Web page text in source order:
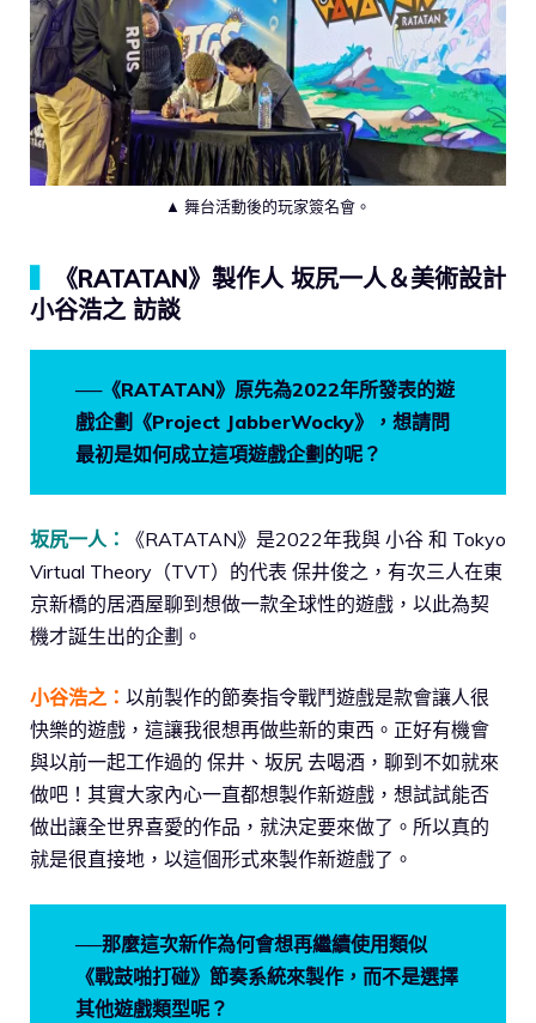
▲ 舞台活動後的玩家簽名會。
《RATATAN》製作人 坂尻一人＆美術設計
小谷浩之 訪談
──《RATATAN》原先為2022年所發表的遊
戲企劃《Project JabberWocky》，想請問
最初是如何成立這項遊戲企劃的呢？
坂尻一人：
《RATATAN》是2022年我與 小谷 和 Tokyo
Virtual Theory（TVT）的代表 保井俊之，有次三人在東
京新橋的居酒屋聊到想做一款全球性的遊戲，以此為契
機才誕生出的企劃。
小谷浩之： 以前製作的節奏指令戰鬥遊戲是款會讓人很
快樂的遊戲，這讓我很想再做些新的東西。正好有機會
與以前一起工作過的 保井、坂尻 去喝酒，聊到不如就來
做吧！其實大家內心一直都想製作新遊戲，想試試能否
做出讓全世界喜愛的作品，就決定要來做了。所以真的
就是很直接地，以這個形式來製作新遊戲了。
──那麼這次新作為何會想再繼續使用類似
《戰鼓啪打碰》節奏系統來製作，而不是選擇
其他遊戲類型呢？